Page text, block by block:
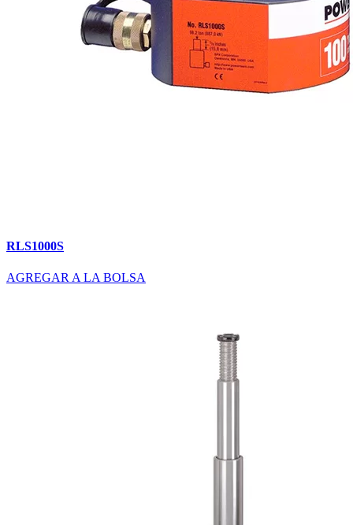
RLS1000S
AGREGAR A LA BOLSA